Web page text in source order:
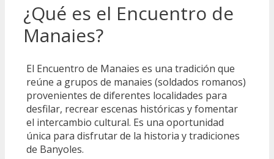
¿Qué es el Encuentro de
Manaies?
El Encuentro de Manaies es una tradición que
reúne a grupos de manaies (soldados romanos)
provenientes de diferentes localidades para
desfilar, recrear escenas históricas y fomentar
el intercambio cultural. Es una oportunidad
única para disfrutar de la historia y tradiciones
de Banyoles.